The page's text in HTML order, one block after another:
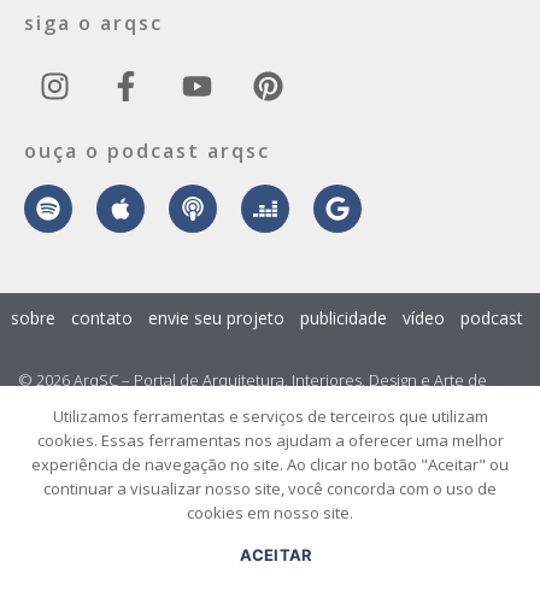
siga o arqsc
ouça o podcast arqsc
© 2026 ArqSC – Portal de Arquitetura, Interiores, Design e Arte de
Santa Catarina – Todos os Direitos Reservados.
sobre contato envie seu projeto publicidade vídeo podcast
Utilizamos ferramentas e serviços de terceiros que utilizam
cookies. Essas ferramentas nos ajudam a oferecer uma melhor
experiência de navegação no site. Ao clicar no botão "Aceitar" ou
continuar a visualizar nosso site, você concorda com o uso de
cookies em nosso site.
ACEITAR